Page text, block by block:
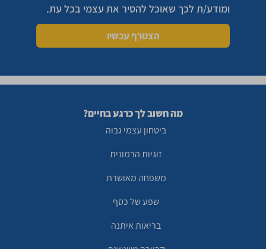
ומודע/ת לכך שאוכל להסיר את עצמי בכל עת.
הצטרף עכשיו
מה חשוב לך כרגע בחיים?
ביטחון עצמי גבוה
זוגיות הרמונית
משפחה מאושרת
שפע של כסף
בריאות איתנה